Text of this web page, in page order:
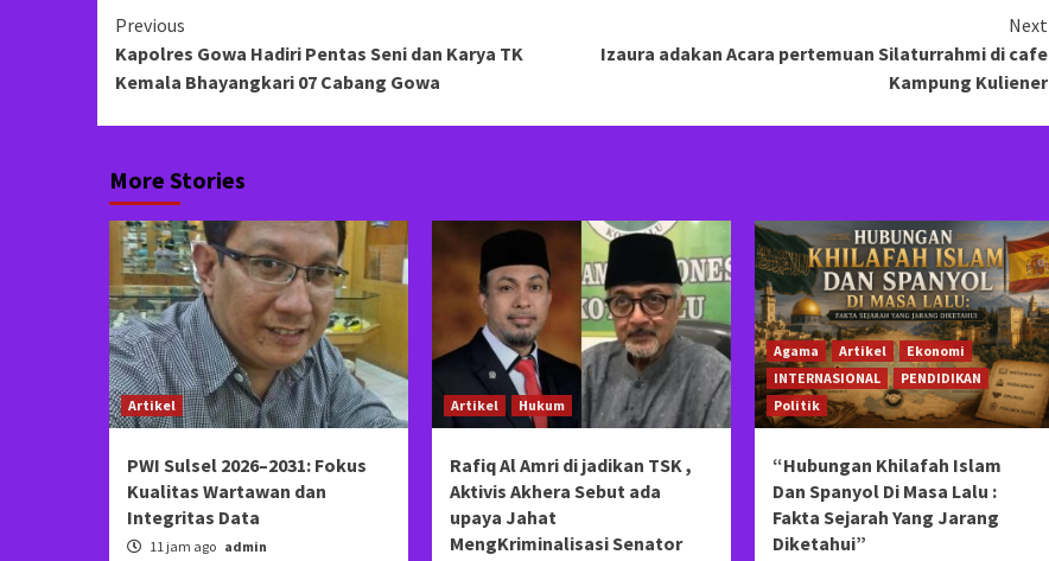
Continue
Reading
Previous
Kapolres Gowa Hadiri Pentas Seni dan Karya TK
Kemala Bhayangkari 07 Cabang Gowa
Next
Izaura adakan Acara pertemuan Silaturrahmi di cafe
Kampung Kuliener
More Stories
Artikel
PWI Sulsel 2026–2031: Fokus
Kualitas Wartawan dan
Integritas Data
11 jam ago admin
Artikel Hukum
Rafiq Al Amri di jadikan TSK ,
Aktivis Akhera Sebut ada
upaya Jahat
MengKriminalisasi Senator
Agama Artikel
Ekonomi
INTERNASIONAL
PENDIDIKAN
Politik
“Hubungan Khilafah Islam
Dan Spanyol Di Masa Lalu :
Fakta Sejarah Yang Jarang
Diketahui”